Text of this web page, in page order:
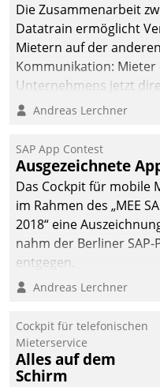
Die Zusammenarbeit
Datatrain ermöglicht
Mietern auf der
Kommunikation:
Unternehmens jetzt
Mitarbeiter oder
Andreas Lerchner
SAP App Contest
Ausgezeichnete
Das Cockpit für mobile
im Rahmen des „MEE
2018“ eine
nahm der Berliner
entgegen.
Andreas Lerchner
Cockpit für telefonischen
Mieterservice
Alles auf dem
Schirm